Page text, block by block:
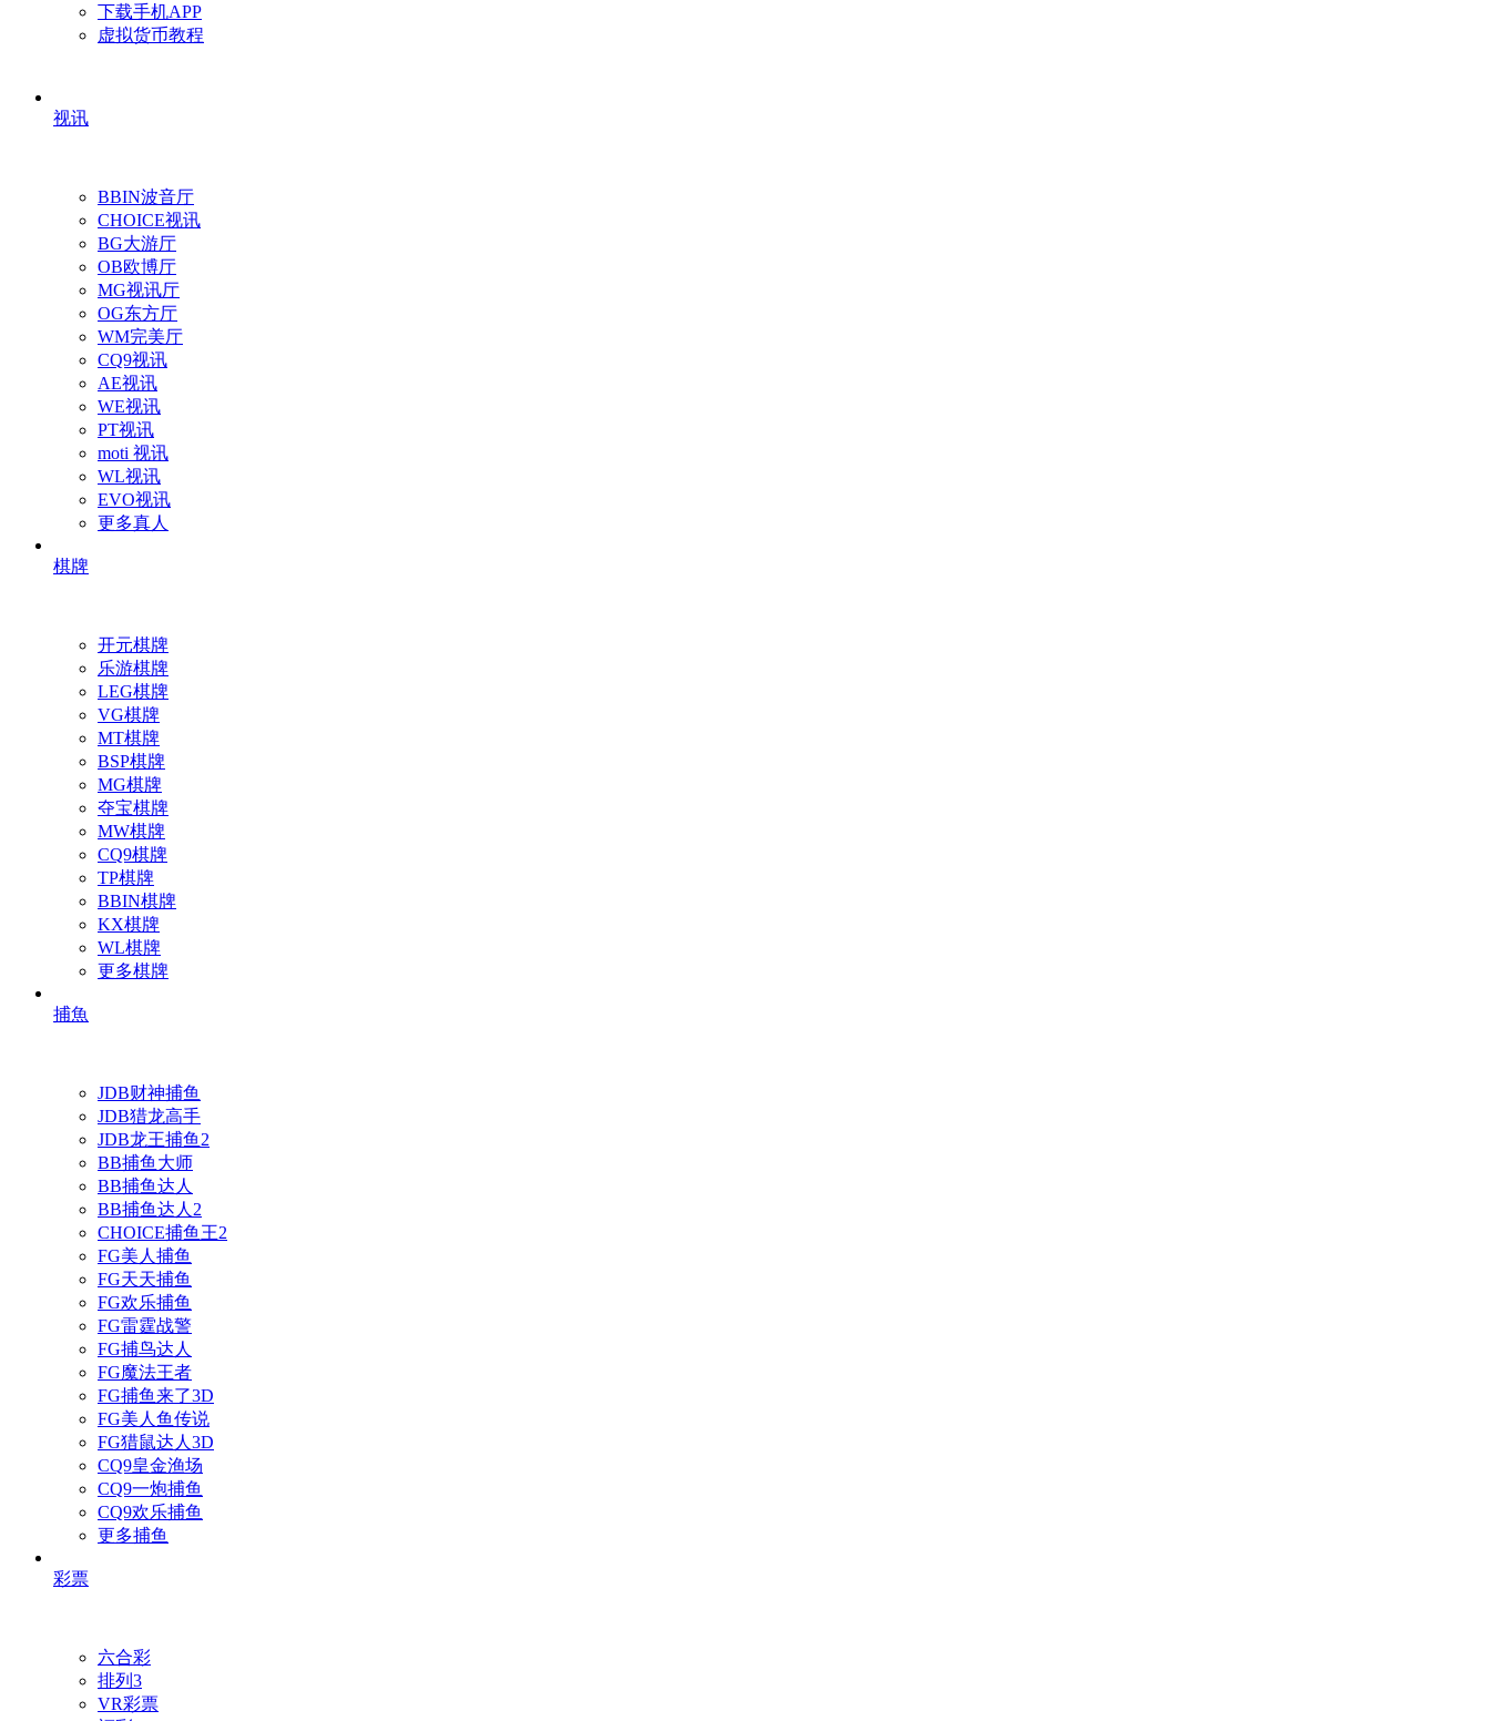
下载手机APP
虚拟货币教程
视讯
BBIN波音厅
CHOICE视讯
BG大游厅
OB欧博厅
MG视讯厅
OG东方厅
WM完美厅
CQ9视讯
AE视讯
WE视讯
PT视讯
moti 视讯
WL视讯
EVO视讯
更多真人
棋牌
开元棋牌
乐游棋牌
LEG棋牌
VG棋牌
MT棋牌
BSP棋牌
MG棋牌
夺宝棋牌
MW棋牌
CQ9棋牌
TP棋牌
BBIN棋牌
KX棋牌
WL棋牌
更多棋牌
捕魚
JDB财神捕鱼
JDB猎龙高手
JDB龙王捕鱼2
BB捕鱼大师
BB捕鱼达人
BB捕鱼达人2
CHOICE捕鱼王2
FG美人捕鱼
FG天天捕鱼
FG欢乐捕鱼
FG雷霆战警
FG捕鸟达人
FG魔法王者
FG捕鱼来了3D
FG美人鱼传说
FG猎鼠达人3D
CQ9皇金渔场
CQ9一炮捕鱼
CQ9欢乐捕鱼
更多捕鱼
彩票
六合彩
排列3
VR彩票